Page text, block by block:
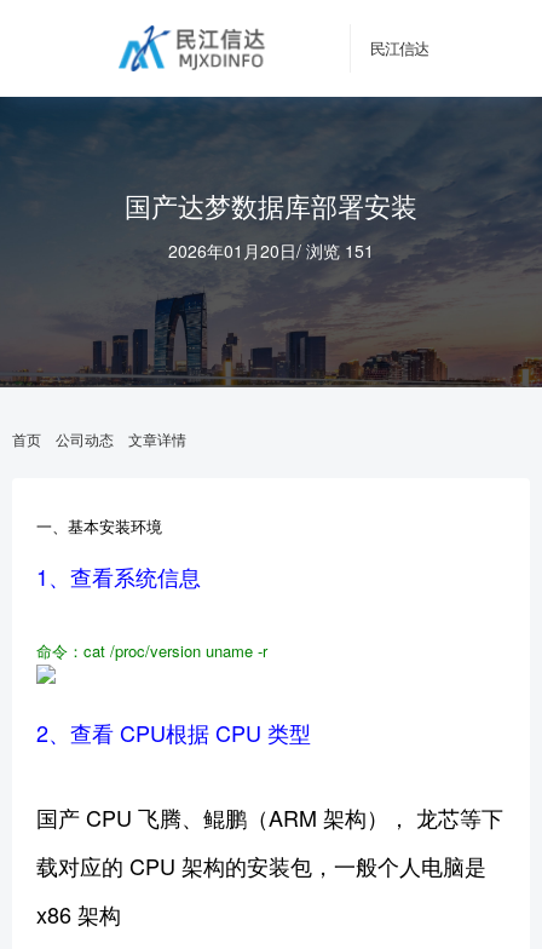
民江信达
国产达梦数据库部署安装
2026年01月20日/ 浏览 151
首页 公司动态 文章详情
一、基本安装环境
1、查看系统信息
命令：cat /proc/version uname -r
2、查看 CPU根据 CPU 类型
国产 CPU 飞腾、鲲鹏（ARM 架构）， 龙芯等下
载对应的 CPU 架构的安装包，一般个人电脑是
x86 架构